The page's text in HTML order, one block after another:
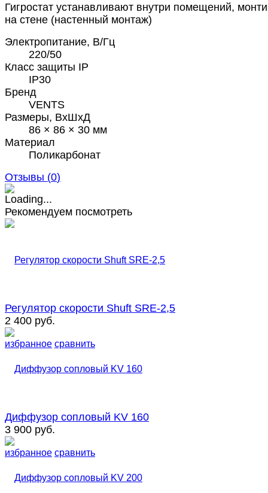
Гигростат устанавливают внутри помещений,
на стене (настенный монтаж)
Электропитание, В/Гц
220/50
Класс защиты IP
IP30
Бренд
VENTS
Размеры, ВхШхД
86 × 86 × 30 мм
Материал
Поликарбонат
Отзывы (0)
Рекомендуем посмотреть
избранное сравнить
Регулятор скорости Shuft SRE-2,5
2 400 руб.
избранное сравнить
Диффузор сопловый KV 160
3 900 руб.